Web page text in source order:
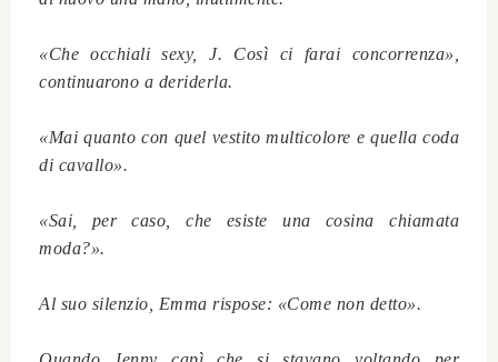
«Che occhiali sexy, J. Così ci farai concorrenza»,
continuarono a deriderla.
«Mai quanto con quel vestito multicolore e quella coda
di cavallo».
«Sai, per caso, che esiste una cosina chiamata
moda?».
Al suo silenzio, Emma rispose: «Come non detto».